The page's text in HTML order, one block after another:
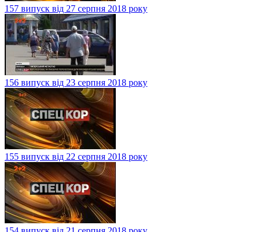
157 випуск від 27 серпня 2018 року
156 випуск від 23 серпня 2018 року
155 випуск від 22 серпня 2018 року